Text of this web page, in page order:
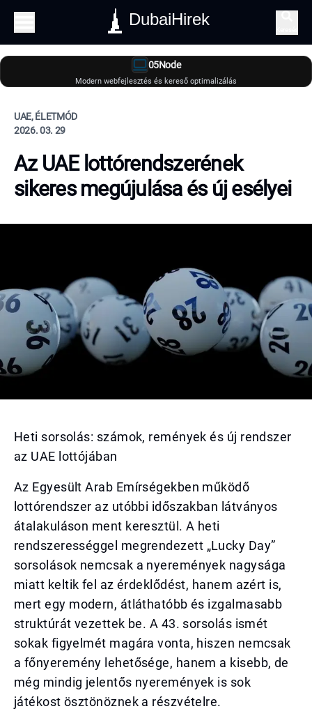
DubaiHirek
05Node
Modern webfejlesztés és kereső optimalizálás
UAE, ÉLETMÓD
2026. 03. 29
Az UAE lottórendszerének
sikeres megújulása és új esélyei
Heti sorsolás: számok, remények és új rendszer
az UAE lottójában
Az Egyesült Arab Emírségekben működő
lottórendszer az utóbbi időszakban látványos
átalakuláson ment keresztül. A heti
rendszerességgel megrendezett „Lucky Day”
sorsolások nemcsak a nyeremények nagysága
miatt keltik fel az érdeklődést, hanem azért is,
mert egy modern, átláthatóbb és izgalmasabb
struktúrát vezettek be. A 43. sorsolás ismét
sokak figyelmét magára vonta, hiszen nemcsak
a főnyeremény lehetősége, hanem a kisebb, de
még mindig jelentős nyeremények is sok
játékost ösztönöznek a részvételre.